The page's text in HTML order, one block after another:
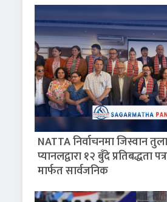
NATTA निर्वाचनमा जिस्वान
प्यानलद्वारा १२ बुँदे प्रतिबद्धता
मार्फत सार्वजनिक